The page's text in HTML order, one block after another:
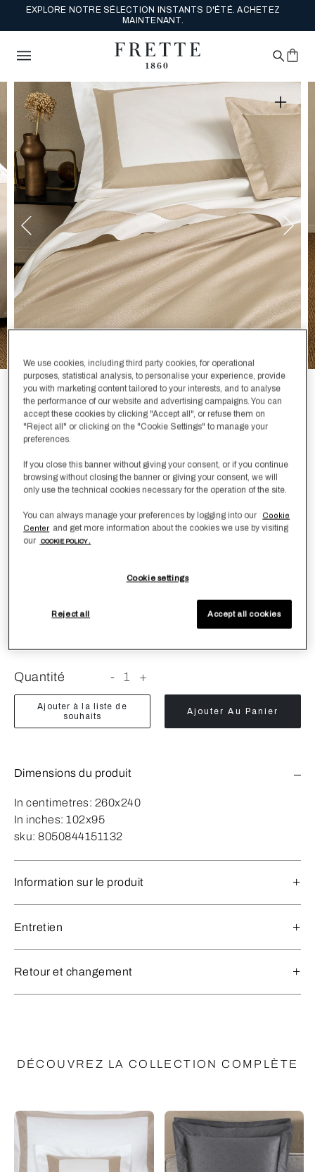
EXPLORE NOTRE SÉLECTION INSTANTS D'ÉTÉ. ACHETEZ
MAINTENANT.
Forever Housse de Couette
2.280,00 €
romantique et minimaliste, somptueusement douce. Une
délicate fantaisie effet chagrin est tissée dans le satin de
coton jacquard.
Découvrez plus de détails sur ce tissu
Guide des tailles
Quantité - 1 +
Ajouter à la liste de
souhaits
Ajouter Au Panier
Dimensions du produit
In centimetres: 260x240
In inches:102x95
sku: 8050844151132
Information sur le produit
Entretien
Retour et changement
DÉCOUVREZ LA COLLECTION COMPLÈTE
We use cookies, including third party cookies, for operational
purposes, statistical analysis, to personalise your experience, provide
you with marketing content tailored to your interests, and to analyse
the performance of our website and advertising campaigns. You can
accept these cookies by clicking "Accept all", or refuse them on
"Reject all" or clicking on the "Cookie Settings" to manage your
preferences.
If you close this banner without giving your consent, or if you continue
browsing without closing the banner or giving your consent, we will
only use the technical cookies necessary for the operation of the site.
You can always manage your preferences by logging into our
Cookie
Center and get more information about the cookies we use by visiting
our
COOKIE POLICY .
Cookie settings
Reject all Accept all cookies